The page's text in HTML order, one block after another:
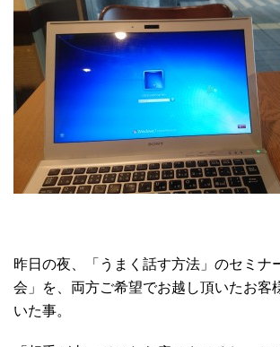
昨日の夜、「うまく話す方法」のセミナ
会」を、両方ご希望でお越し頂いたお客
いた事。